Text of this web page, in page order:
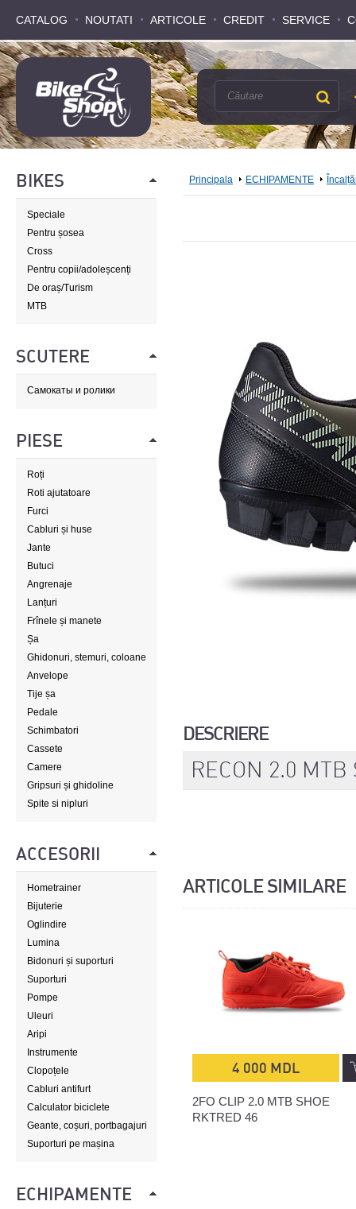
CATALOG NOUTATI ARTICOLE CREDIT SERVICE
CATALOG NOUTATI ARTICOLE CREDIT SERVICE
BIKES
Speciale
Pentru șosea
Cross
Pentru copii/adoleșcenți
De oraș/Turism
MTB
SCUTERE
Самокаты и ролики
PIESE
Roți
Roti ajutatoare
Furci
Cabluri și huse
Jante
Butuci
Angrenaje
Lanțuri
Frînele și manete
Șa
Ghidonuri, stemuri, coloane
de direcție
Anvelope
Tije șa
Pedale
Schimbatori
Cassete
Camere
Gripsuri și ghidoline
Spite si nipluri
ACCESORII
Hometrainer
Bijuterie
Oglindire
Lumina
Bidonuri și suporturi
Suporturi
Pompe
Uleuri
Aripi
Instrumente
Clopoțele
Cabluri antifurt
Calculator biciclete
Geante, coșuri, portbagajuri
Suporturi pe mașina
ECHIPAMENTE
Principala ECHIPAMENTE
DESCRIERE
RECON 2.0 MTB
ARTICOLE SIMILARE
4 000 MDL
2FO CLIP 2.0 MTB SHOE
RKTRED 46